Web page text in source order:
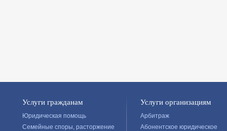
Услуги гражданам
Юридическая помощь
Семейные споры, расторжение
Услуги организациям
Арбитраж
Абонентское юридическое